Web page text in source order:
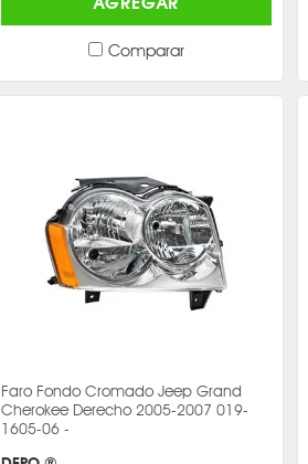
Comparar
Faro Fondo Cromado Jeep Grand
Cherokee Derecho 2005-2007 019-
1605-06 -